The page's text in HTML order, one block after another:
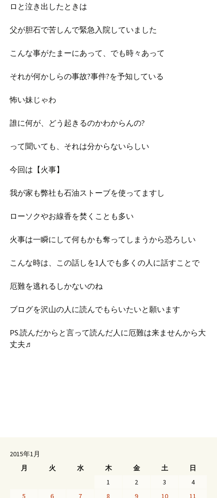
ロと泣き出したときは
父が胆石で苦しんで緊急入院していました
こんな事がたまーにあって、でも時々あって
それが何かしらの事故?事件?を予知している
怖い妹じゃわ
誰に何が、どう起きるのかわからんの?
って聞いても、それは分からないらしい
今回は【火事】
我が家も弊社も石油ストーブを使ってますし
ローソクやお線香を焚くことも多い
火事は一瞬にして何もかも奪ってしまうから恐ろしい
こんな時は、この話しを1人でも多くの人に話すことで
厄難を逃れるしかないのね
ブログを沢山の人に読んでもらいたいと願います
PS.読んだからと言って読んだ人に厄難は来ませんから大
丈夫♬
2015年1月
月
火 水 木 金 土
日
1
2 3
4
5
6 7 8 9 10
11